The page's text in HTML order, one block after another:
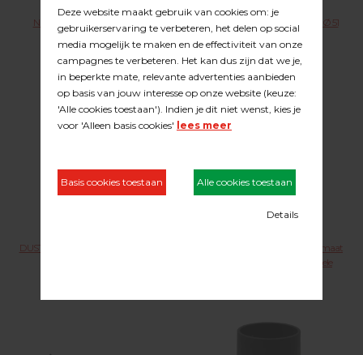
NUMATIC dubbel stofafzuigset
23.15.077
DUSTCARE verlengkoppeling Ø 51
mm
DUSTCARE adapter grijs buitenmaat
Dustcare adapter blauw buitenmaat
Ø 38 mm. en universele flexibele